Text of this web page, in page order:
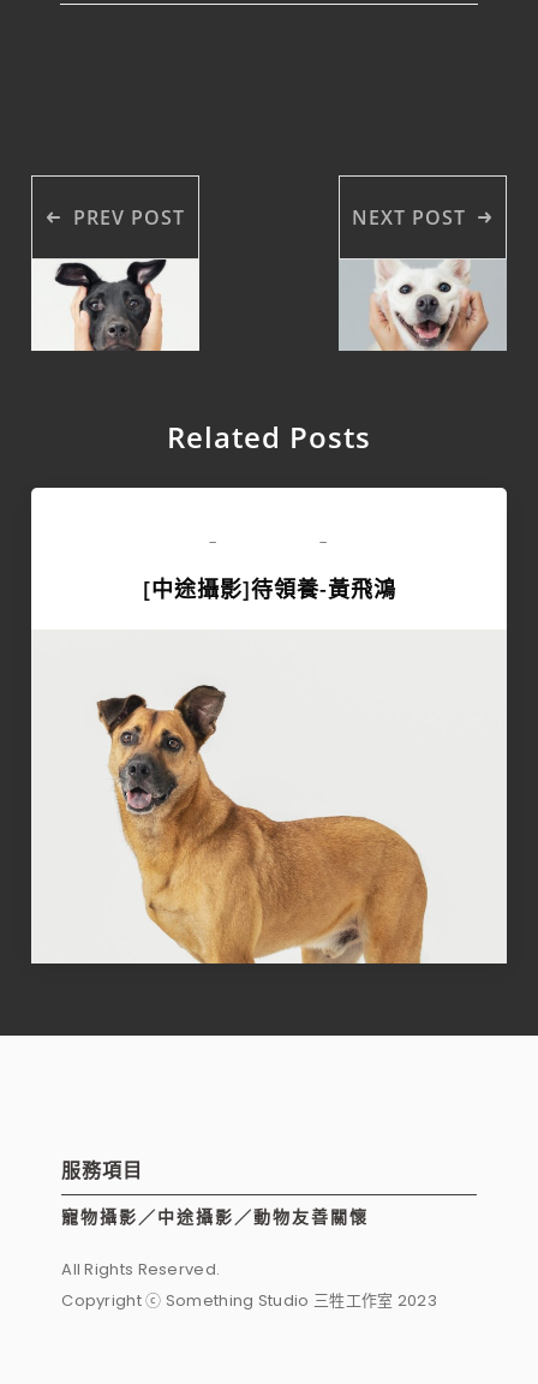
PREV POST NEXT POST
Related Posts
- -
[中途攝影]待領養-黃飛鴻
服務項目
寵物攝影／中途攝影／動物友善關懷
All Rights Reserved.
Copyright ⓒ Something Studio 三牲工作室 2023